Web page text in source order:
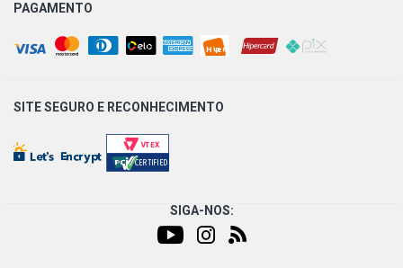
PAGAMENTO
SITE SEGURO E RECONHECIMENTO
SIGA-NOS: